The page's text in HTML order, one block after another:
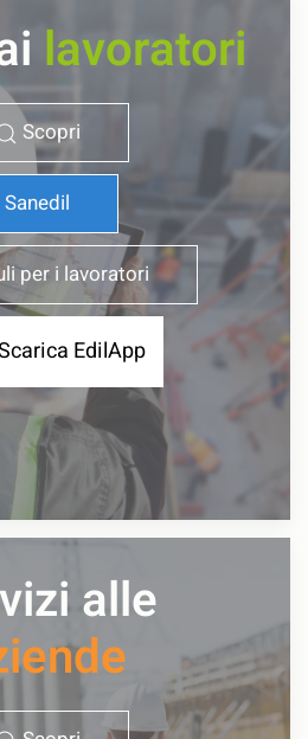
lavoratori
Scopri
Sanedil
per i lavoratori
EdilApp
alle